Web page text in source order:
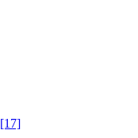
[17]